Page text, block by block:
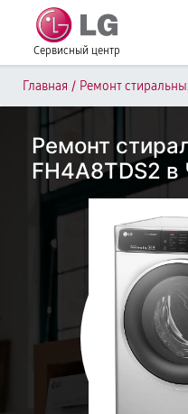
Сервисный центр
Главная / Ремонт
Ремонт
FH4A8TDS2 в